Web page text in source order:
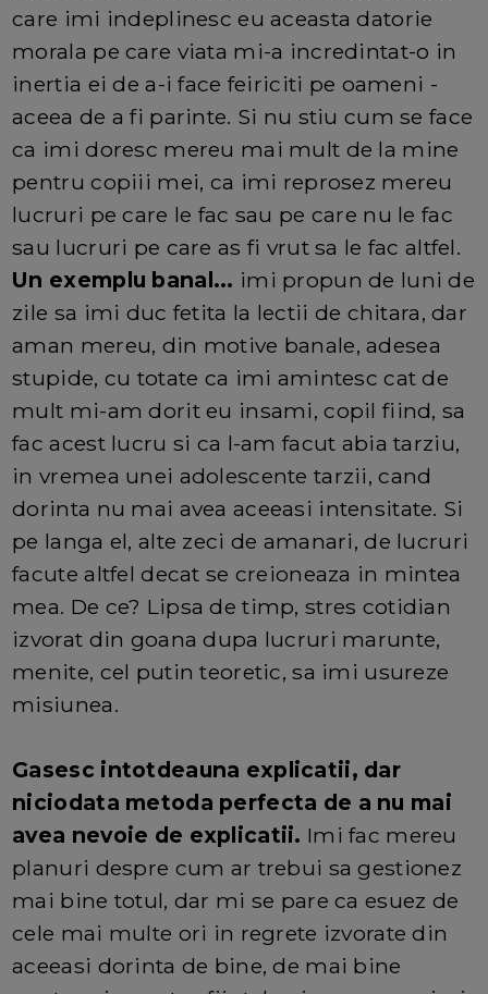
care imi indeplinesc eu aceasta datorie
morala pe care viata mi-a incredintat-o in
inertia ei de a-i face feiriciti pe oameni -
aceea de a fi parinte. Si nu stiu cum se face
ca imi doresc mereu mai mult de la mine
pentru copiii mei, ca imi reprosez mereu
lucruri pe care le fac sau pe care nu le fac
sau lucruri pe care as fi vrut sa le fac altfel.
Un exemplu banal... imi propun de luni de
zile sa imi duc fetita la lectii de chitara, dar
aman mereu, din motive banale, adesea
stupide, cu totate ca imi amintesc cat de
mult mi-am dorit eu insami, copil fiind, sa
fac acest lucru si ca l-am facut abia tarziu,
in vremea unei adolescente tarzii, cand
dorinta nu mai avea aceeasi intensitate. Si
pe langa el, alte zeci de amanari, de lucruri
facute altfel decat se creioneaza in mintea
mea. De ce? Lipsa de timp, stres cotidian
izvorat din goana dupa lucruri marunte,
menite, cel putin teoretic, sa imi usureze
misiunea.
Gasesc intotdeauna explicatii, dar
niciodata metoda perfecta de a nu mai
avea nevoie de explicatii. Imi fac mereu
planuri despre cum ar trebui sa gestionez
mai bine totul, dar mi se pare ca esuez de
cele mai multe ori in regrete izvorate din
aceeasi dorinta de bine, de mai bine